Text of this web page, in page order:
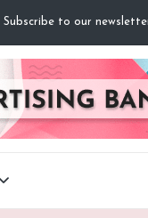
Subscribe to our